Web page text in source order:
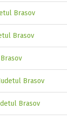
Brasov
Brasov
Brasov
Brasov